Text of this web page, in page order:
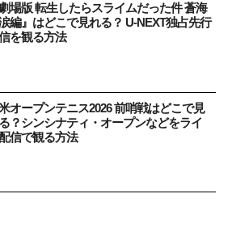
劇場版 転生したらスライムだった件 蒼海
編』はどこで見れる？ U-NEXT独占先行
を観る方法
オープンテニス2026 前哨戦はどこで見
？シンシナティ・オープンなどをライ
信で観る方法